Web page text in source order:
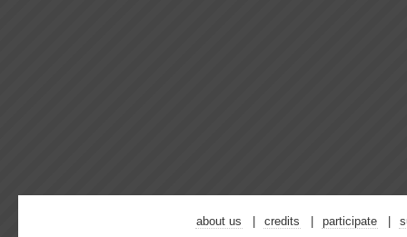
about us credits participate